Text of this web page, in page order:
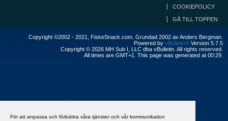
För att anpassa och förbättra våra tjänster och vår kommunikation
COOKIEPOLICY
GÅ TILL TOPPEN
Copyright ©2002 - 2021, FiskeSnack.com. Grundad 2002 av Anders Bergman.
Powered by vBulletin® Version 5.7.5
Copyright © 2026 MH Sub I, LLC dba vBulletin. All rights reserved.
All times are GMT+1. This page was generated at 00:29.